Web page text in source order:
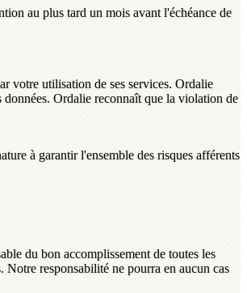
au plus tard un mois avant l'échéance de
votre utilisation de ses services. Ordalie
Ordalie reconnaît que la violation de
à garantir l'ensemble des risques afférents
du bon accomplissement de toutes les
responsabilité ne pourra en aucun cas